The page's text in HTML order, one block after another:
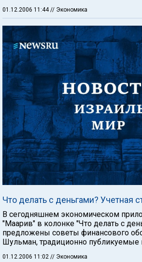
01.12.2006 11:44// Экономика
Что делать с деньгами? Учетная
В сегодняшнем экономическом
"Маарив" в колонке "Что делать с
предложены советы финансового
Шульман, традиционно публикуемые
01.12.2006 11:02 // Экономика